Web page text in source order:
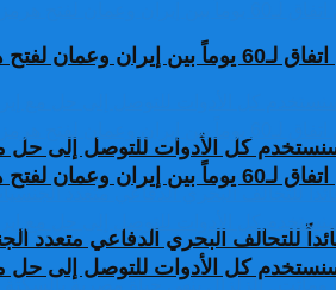
وعمان لفتح هرمز
كل الأدوات للتوصل إلى حل
للتحالف البحري الدفاعي متعدد
وعمان لفتح هرمز
كل الأدوات للتوصل إلى حل